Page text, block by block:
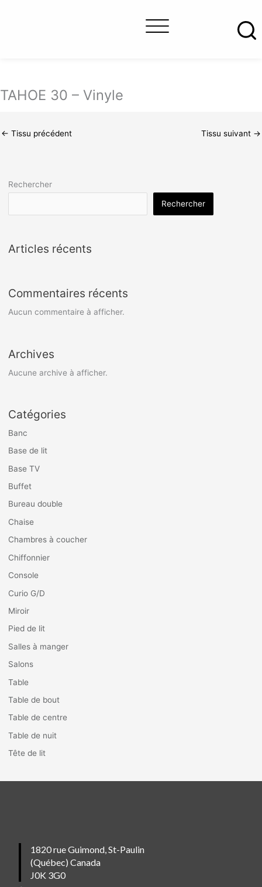
TAHOE 30 – Vinyle
← Tissu précédent Tissu suivant →
Rechercher
Rechercher
Articles récents
Commentaires récents
Aucun commentaire à afficher.
Archives
Aucune archive à afficher.
Catégories
Banc
Base de lit
Base TV
Buffet
Bureau double
Chaise
Chambres à coucher
Chiffonnier
Console
Curio G/D
Miroir
Pied de lit
Salles à manger
Salons
Table
Table de bout
Table de centre
Table de nuit
Tête de lit
1820 rue Guimond, St-Paulin
(Québec) Canada
J0K 3G0